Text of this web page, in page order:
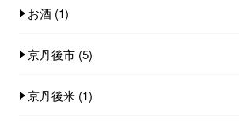
お酒 (1)
京丹後市 (5)
京丹後米 (1)